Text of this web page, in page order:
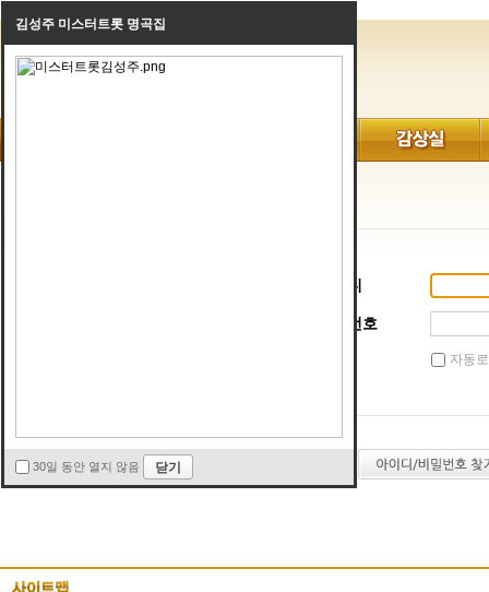
아이디
비밀번호
자동
김성주 미스터트롯 명곡집
30일 동안 열지 않음